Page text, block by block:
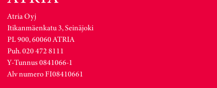
Atria Oyj
Itikanmäenkatu 3, Seinäjoki
PL 900, 60060 ATRIA
Puh. 020 472 8111
Y-Tunnus 0841066-1
Alv numero FI08410661